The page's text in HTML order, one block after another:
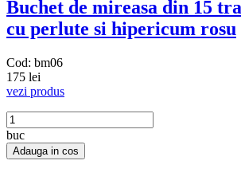
Buchet de mireasa din 15
cu perlute si hipericum rosu
Cod: bm06
175 lei
vezi produs
buc